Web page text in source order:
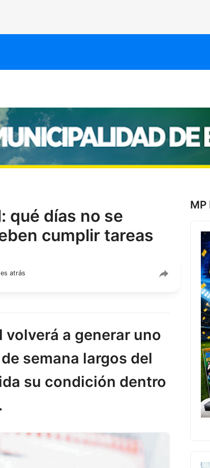
qué días no se
cumplir tareas
atrás
volverá a generar uno
semana largos del
su condición dentro
MP